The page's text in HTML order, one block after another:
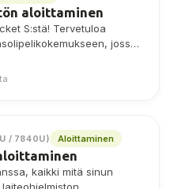
aloittaminen
S:stä! Tervetuloa
jossa
vain
/ 7840U) Aloittaminen
kaikki mitä sinun